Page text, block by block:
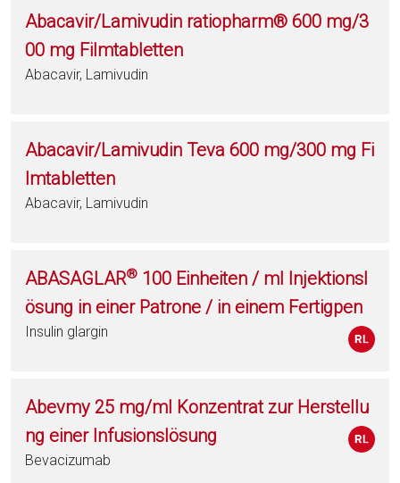
Abacavir/Lamivudin ratiopharm® 600 mg/3
00 mg Filmtabletten
Abacavir, Lamivudin
Abacavir/Lamivudin Teva 600 mg/300 mg Fi
lmtabletten
Abacavir, Lamivudin
ABASAGLAR® 100 Einheiten / ml Injektionsl
ösung in einer Patrone / in einem Fertigpen
Insulin glargin
Abevmy 25 mg/ml Konzentrat zur Herstellu
ng einer Infusionslösung
Bevacizumab